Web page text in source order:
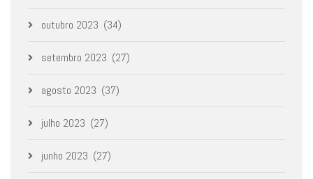
outubro 2023 (34)
setembro 2023 (27)
agosto 2023 (37)
julho 2023 (27)
junho 2023 (27)